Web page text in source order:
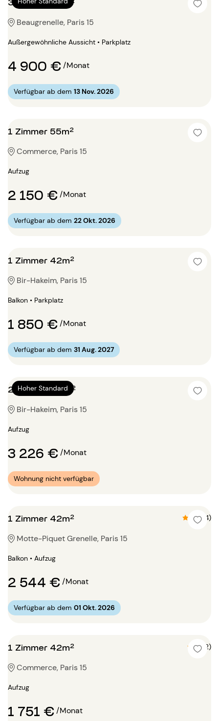
Beaugrenelle, Paris 15
Außergewöhnliche Aussicht • Parkplatz
4 900 €/Monat
Verfügbar ab dem 13 Nov. 2026
1 Zimmer 55m²
Commerce, Paris 15
Aufzug
2 150 €/Monat
Verfügbar ab dem 22 Okt. 2026
1 Zimmer 42m²
Bir-Hakeim, Paris 15
Balkon • Parkplatz
1 850 €/Monat
Verfügbar ab dem 31 Aug. 2027
Hoher Standard
2 Zimmer 70m²
Bir-Hakeim, Paris 15
Aufzug
3 226 €/Monat
Wohnung nicht verfügbar
1 Zimmer 42m² 4.8 (4)
Motte-Piquet Grenelle, Paris 15
Balkon • Aufzug
2 544 €/Monat
Verfügbar ab dem 01 Okt. 2026
1 Zimmer 42m² 5 (2)
Commerce, Paris 15
Aufzug
1 751 €/Monat